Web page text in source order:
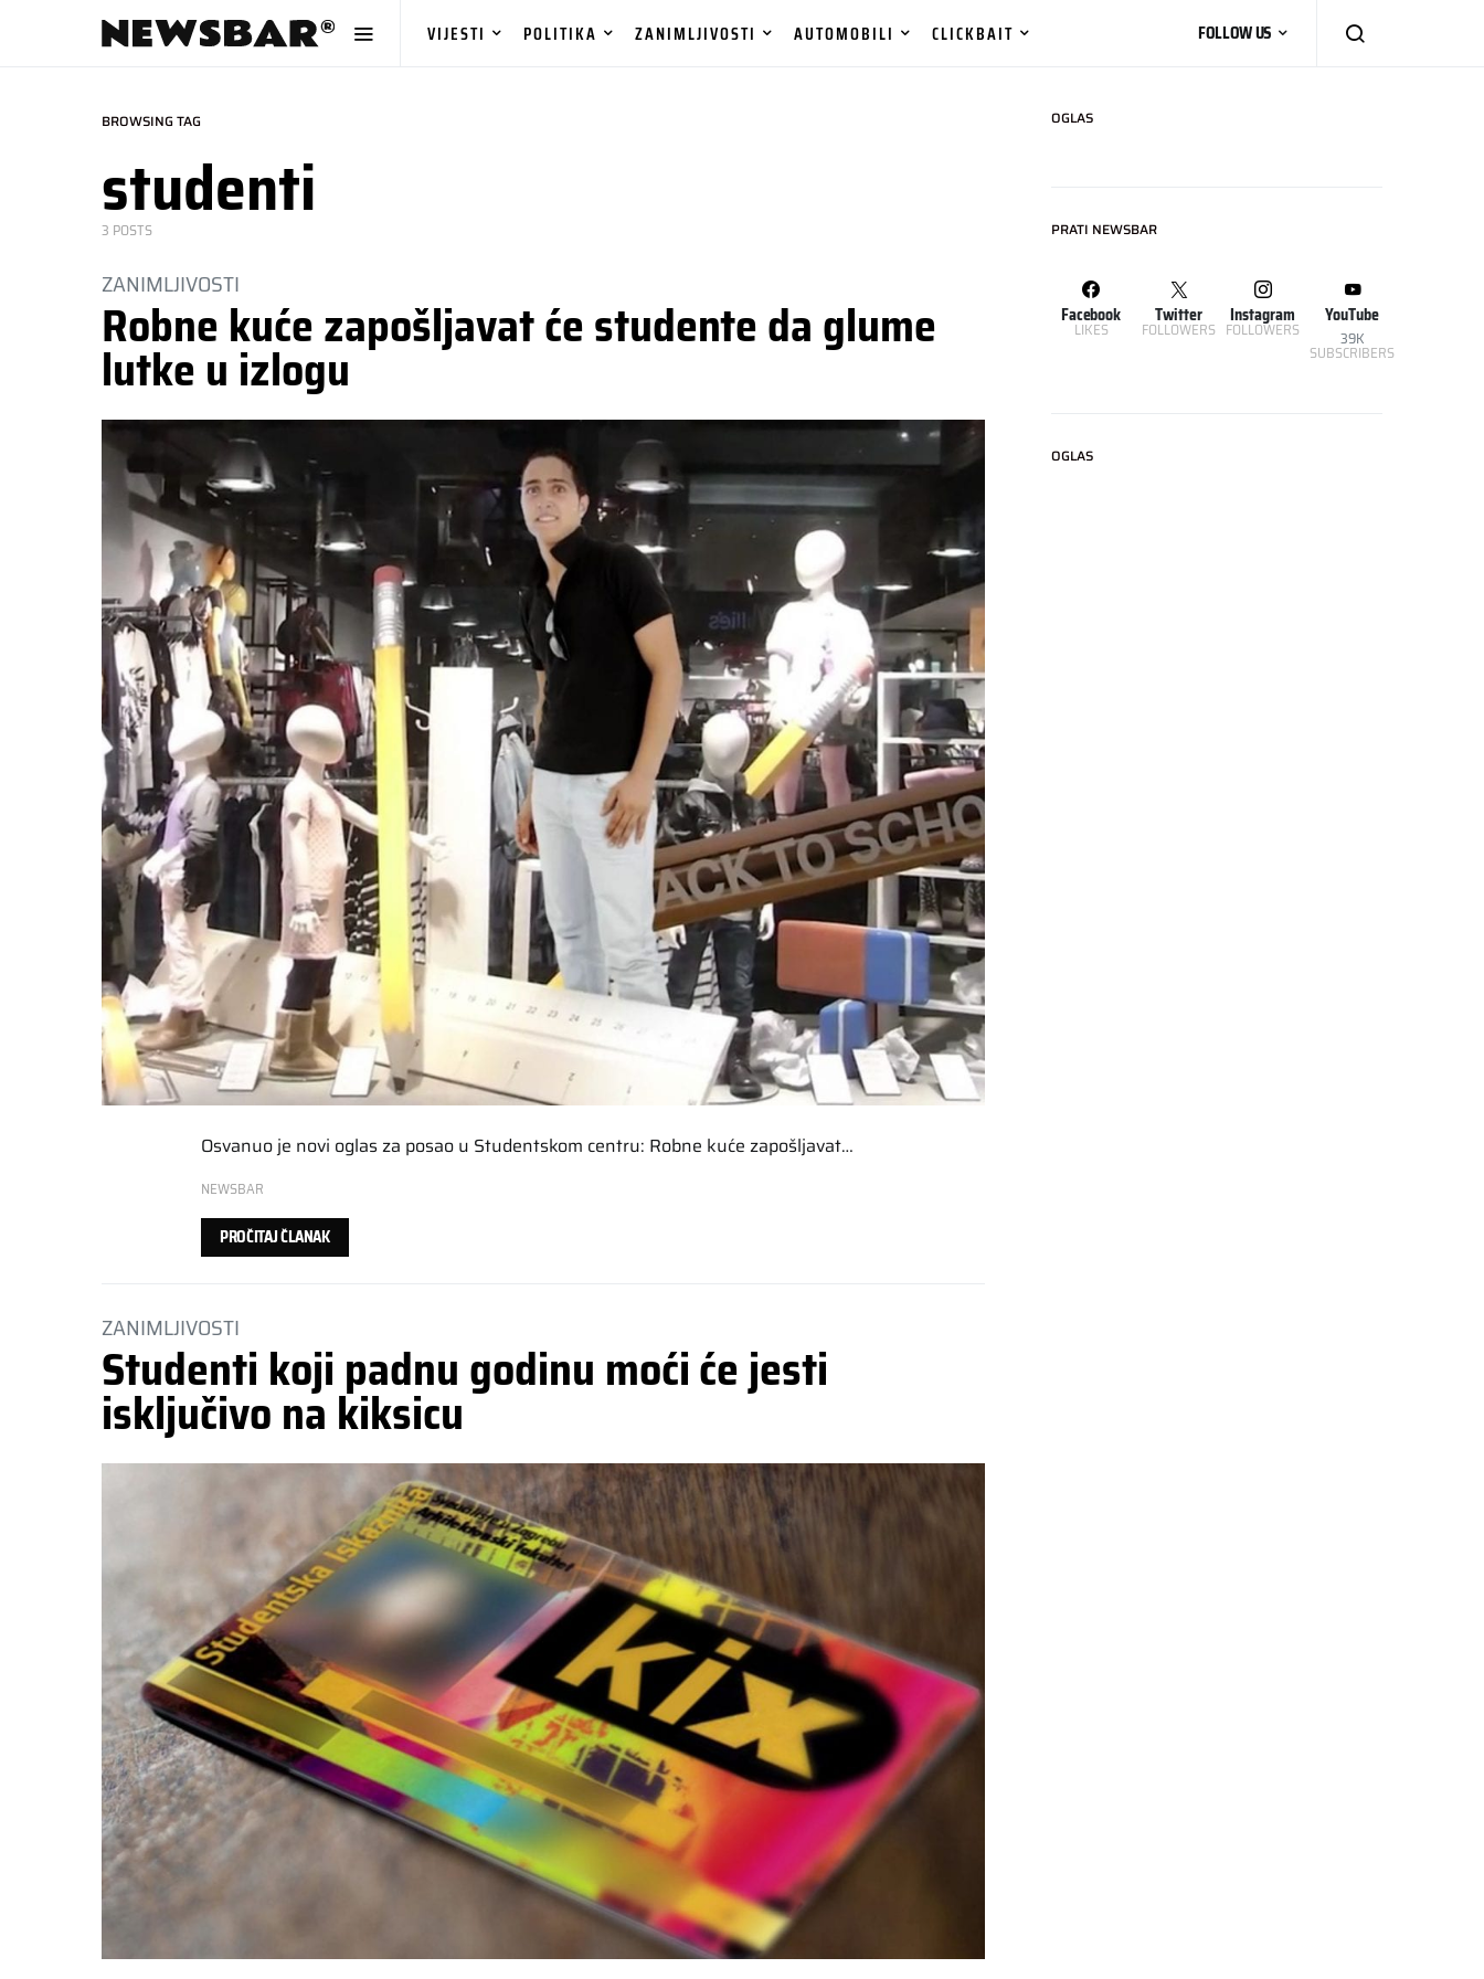
VIJESTI POLITIKA ZANIMLJIVOSTI AUTOMOBILI CLICKBAIT FOLLOW US
BROWSING TAG
studenti
3 POSTS
ZANIMLJIVOSTI
Robne kuće zapošljavat će studente da glume
lutke u izlogu
Osvanuo je novi oglas za posao u Studentskom centru: Robne kuće zapošljavat…
NEWSBAR
PROČITAJ ČLANAK
ZANIMLJIVOSTI
Studenti koji padnu godinu moći će jesti
isključivo na kiksicu
OGLAS
PRATI NEWSBAR
Facebook
LIKES
Twitter
FOLLOWERS
Instagram
FOLLOWERS
YouTube
39K
SUBSCRIBERS
OGLAS